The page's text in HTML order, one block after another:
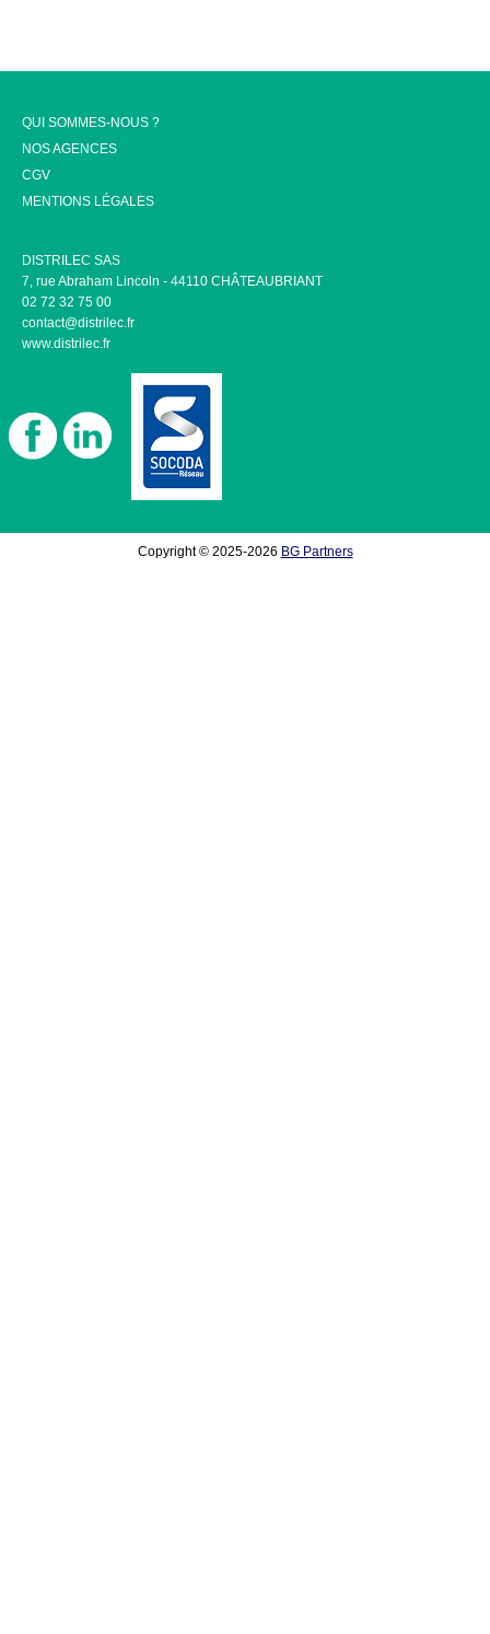
QUI SOMMES-NOUS ?
NOS AGENCES
CGV
MENTIONS LÉGALES
DISTRILEC SAS
7, rue Abraham Lincoln - 44110 CHÂTEAUBRIANT
02 72 32 75 00
contact@distrilec.fr
www.distrilec.fr
Copyright © 2025-2026 BG Partners